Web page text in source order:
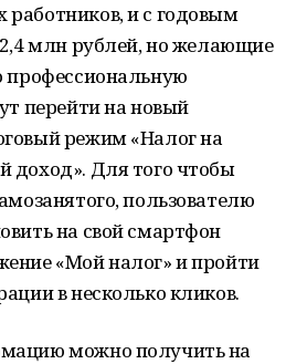
и с годовым
млн рублей, но желающие
профессиональную
перейти на новый
режим «Налог на
доход». Для того чтобы
пользователю
на свой смартфон
«Мой налог» и пройти
в несколько кликов.
можно получить на